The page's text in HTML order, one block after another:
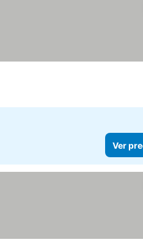
Ver